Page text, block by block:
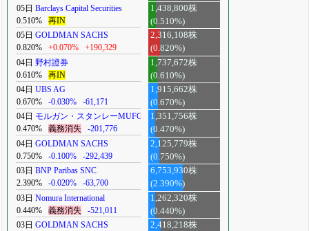
05日 Barclays Capital Securities
0.510%
再IN
1,438,800株
(0.510%)
05日 GOLDMAN SACHS
0.820%
+0.070% +190,329
2,316,108株
(0.820%)
04日 野村證券
0.610%
再IN
1,737,672株
(0.610%)
04日 UBS AG
0.670%
-0.030% -61,171
1,915,662株
(0.670%)
04日 モルガン・スタンレーMUFG
0.470%
義務消失 -201,776
1,351,756株
(0.470%)
04日 GOLDMAN SACHS
0.750%
-0.100% -292,439
2,125,779株
(0.750%)
03日 BNP Paribas SNC
2.390%
-0.020% -63,700
6,753,930株
(2.390%)
03日 Nomura International
0.440%
義務消失 -521,011
1,262,320株
(0.440%)
03日 GOLDMAN SACHS
2,418,218株